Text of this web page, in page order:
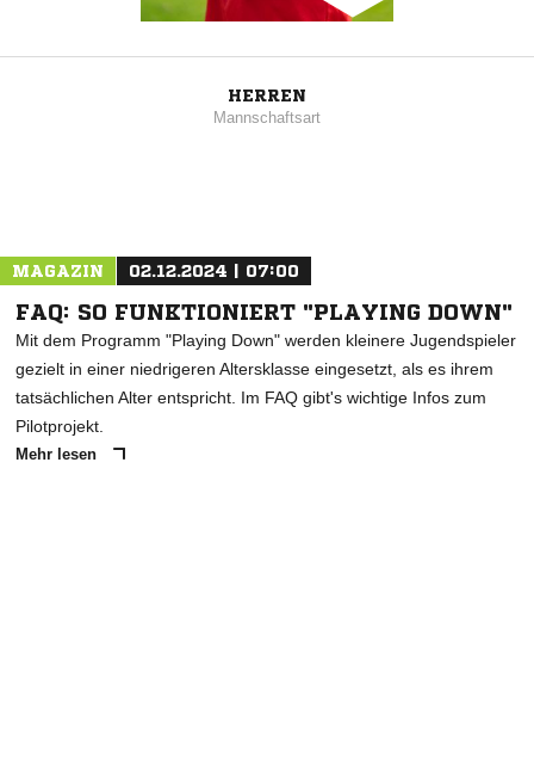
HERREN
Mannschaftsart
MAGAZIN 02.12.2024 | 07:00
FAQ: SO FUNKTIONIERT "PLAYING DOWN"
Mit dem Programm "Playing Down" werden kleinere Jugendspieler
gezielt in einer niedrigeren Altersklasse eingesetzt, als es ihrem
tatsächlichen Alter entspricht. Im FAQ gibt's wichtige Infos zum
Pilotprojekt.
Mehr lesen